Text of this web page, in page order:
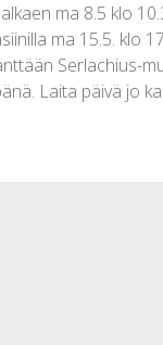
ma 8.5 klo
ma 15.5. klo
Serlachius-
Laita päivä jo